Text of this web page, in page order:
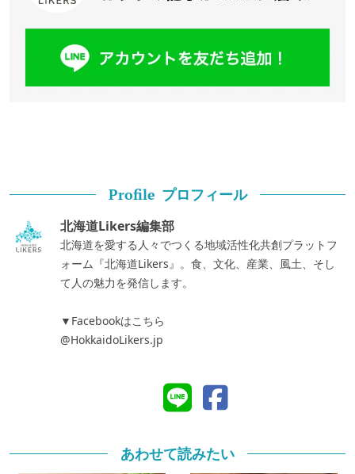
Profile プロフィール
北海道Likers編集部
北海道を愛する人々でつくる地域活性化共創プラットフ
ォーム『北海道Likers』。食、文化、産業、風土、そし
て人の魅力を発信します。
▼Facebookはこちら
@HokkaidoLikers.jp
あわせて読みたい